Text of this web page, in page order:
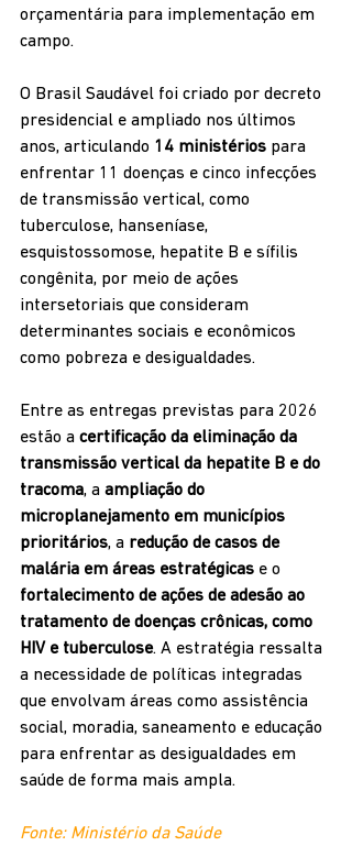
orçamentária para implementação em
campo.
O Brasil Saudável foi criado por decreto
presidencial e ampliado nos últimos
anos, articulando 14 ministérios para
enfrentar 11 doenças e cinco infecções
de transmissão vertical, como
tuberculose, hanseníase,
esquistossomose, hepatite B e sífilis
congênita, por meio de ações
intersetoriais que consideram
determinantes sociais e econômicos
como pobreza e desigualdades.
Entre as entregas previstas para 2026
estão a certificação da eliminação da
transmissão vertical da hepatite B e do
tracoma, a ampliação do
microplanejamento em municípios
prioritários, a redução de casos de
malária em áreas estratégicas e o
fortalecimento de ações de adesão ao
tratamento de doenças crônicas, como
HIV e tuberculose. A estratégia ressalta
a necessidade de políticas integradas
que envolvam áreas como assistência
social, moradia, saneamento e educação
para enfrentar as desigualdades em
saúde de forma mais ampla.
Fonte: Ministério da Saúde